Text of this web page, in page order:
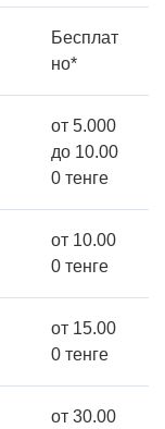
Бесплат
но*
от 5.000
до 10.00
0 тенге
от 10.00
0 тенге
от 15.00
0 тенге
от 30.00